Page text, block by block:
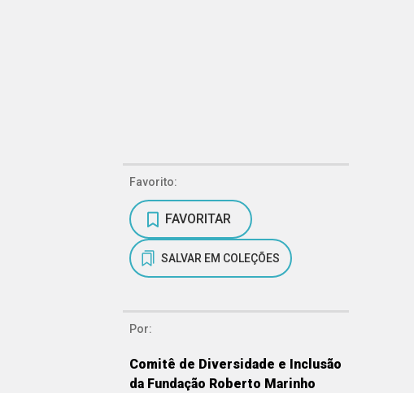
Favorito:
FAVORITAR
SALVAR EM COLEÇÕES
Por:
Comitê de Diversidade e Inclusão
da Fundação Roberto Marinho